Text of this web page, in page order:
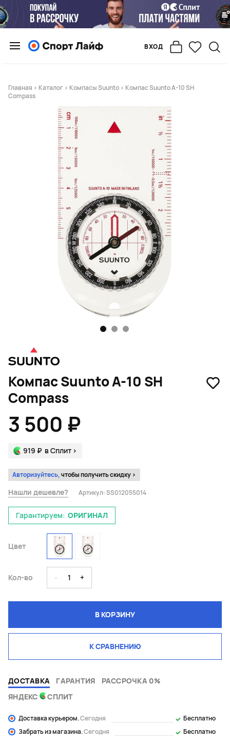
ВХОД
Главная > Каталог > Компасы Suunto > Компас Suunto A-10 SH
Compass
Компас Suunto A-10 SH
Compass
3 500 ₽
919 ₽ в Сплит >
Авторизуйтесь,чтобы получить скидку >
Нашли дешевле? Артикул:SS012055014
Гарантируем: ОРИГИНАЛ
Цвет
Кол-во - 1 +
В КОРЗИНУ
К СРАВНЕНИЮ
ДОСТАВКА ГАРАНТИЯ
РАССРОЧКА 0%
ЯНДЕКС
СПЛИТ
Доставка курьером.Сегодня
Бесплатно
Забрать из магазина.Сегодня
Бесплатно
1 2 3